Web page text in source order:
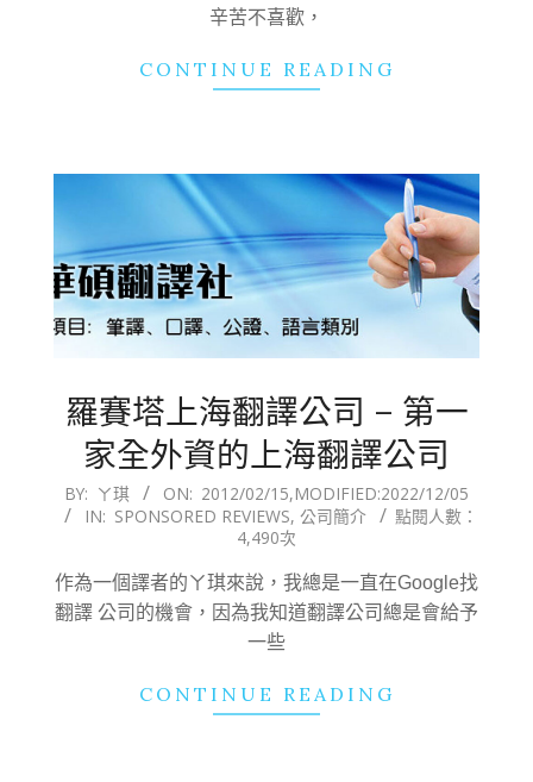
辛苦不喜歡，
CONTINUE READING
羅賽塔上海翻譯公司 – 第一
家全外資的上海翻譯公司
2012-
02-
BY: ㄚ琪 ON: 2012/02/15,MODIFIED:2022/12/05
IN: SPONSORED REVIEWS, 公司簡介
點閱人數：
4,490次
作為一個譯者的ㄚ琪來說，我總是一直在Google找
翻譯 公司的機會，因為我知道翻譯公司總是會給予
一些
CONTINUE READING